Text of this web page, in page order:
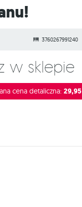
3760267991240
w sklepie
cena detaliczna: 29,95